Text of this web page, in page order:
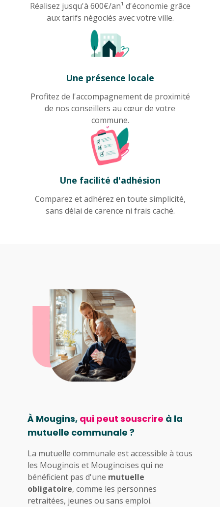
Réalisez jusqu'à 600€/an¹ d'économie grâce
aux tarifs négociés avec votre ville.
Une présence locale
Profitez de l'accompagnement de proximité
de nos conseillers au cœur de votre
commune.
Une facilité d'adhésion
Comparez et adhérez en toute simplicité,
sans délai de carence ni frais caché.
À Mougins, qui peut souscrire à la
mutuelle communale ?
La mutuelle communale est accessible à tous
les Mouginois et Mouginoises qui ne
bénéficient pas d'une mutuelle
obligatoire, comme les personnes
retraitées, jeunes ou sans emploi.